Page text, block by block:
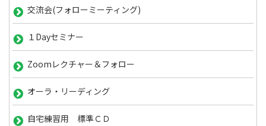
交流会(フォローミーティング)
１Dayセミナー
Zoomレクチャー＆フォロー
オーラ・リーディング
自宅練習用 標準ＣＤ